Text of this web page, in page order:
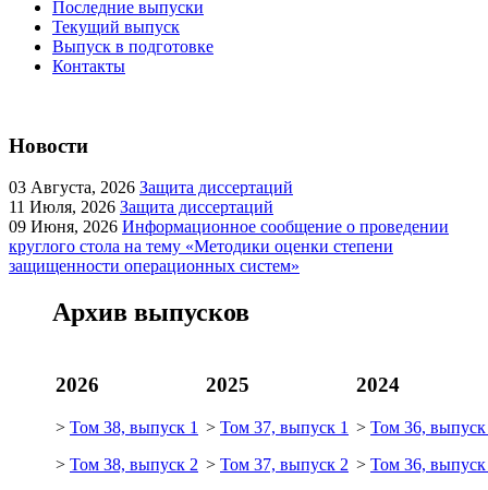
Последние выпуски
Текущий выпуск
Выпуск в подготовке
Контакты
Новости
03 Августа, 2026 Защита диссертаций
11 Июля, 2026 Защита диссертаций
09 Июня, 2026 Информационное сообщение о проведении
круглого стола на тему «Методики оценки степени
защищенности операционных систем»
Архив выпусков
2026
> Том 38, выпуск 1
> Том 38, выпуск 2
2025
> Том 37, выпуск 1
> Том 37, выпуск 2
2024
> Том 36,
> Том 36,